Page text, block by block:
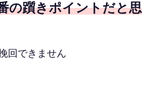
の躓きポイントだと思
回できません